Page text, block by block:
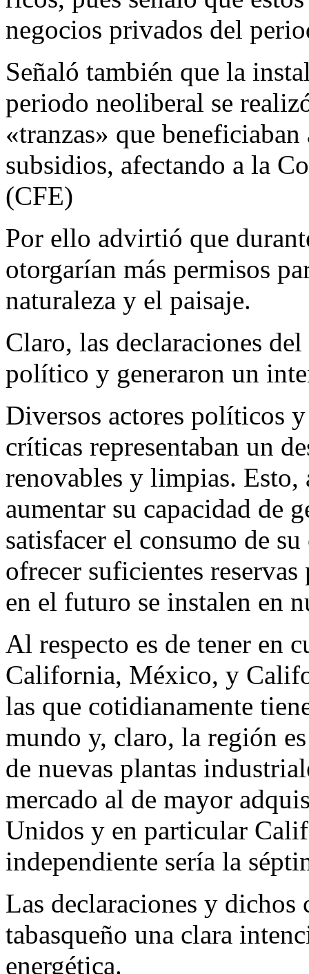
negocios privados del
Señaló también que la
periodo neoliberal se
«tranzas» que
subsidios, afectando a la
(CFE)
Por ello advirtió que
otorgarían más permisos
naturaleza y el paisaje.
Claro, las declaraciones
político y generaron un
Diversos actores políticos y
críticas representaban un
renovables y limpias. Esto,
aumentar su capacidad de
satisfacer el consumo de
ofrecer suficientes
en el futuro se instalen en
Al respecto es de tener en
California, México, y
las que cotidianamente
mundo y, claro, la región
de nuevas plantas
mercado al de mayor
Unidos y en particular
independiente sería la
Las declaraciones y
tabasqueño una clara
energética.